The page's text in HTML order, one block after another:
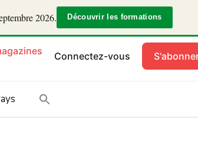
2026. Découvrir les formations
Connectez-vous